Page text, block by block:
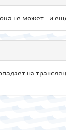
не может - и
на